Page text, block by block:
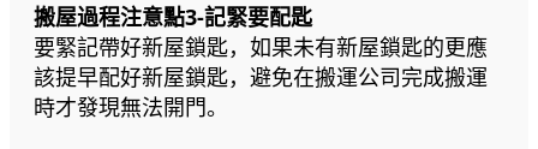
搬屋過程注意點3-記緊要配匙
要緊記帶好新屋鎖匙，如果未有新屋鎖匙的更應
該提早配好新屋鎖匙，避免在搬運公司完成搬運
時才發現無法開門。